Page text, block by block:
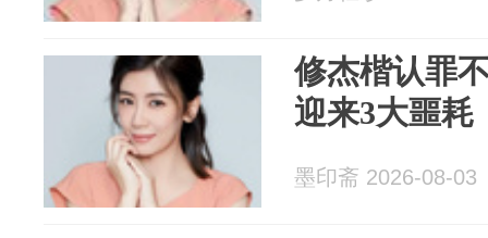
修杰楷认罪
迎来3大噩耗
墨印斋 2026-08-03